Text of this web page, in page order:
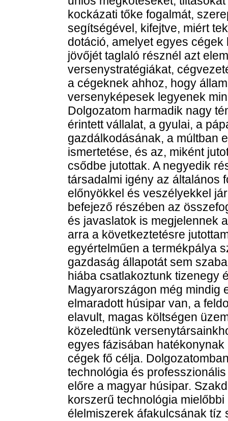
kockázati tőke fogalmát,
segítségével, kifejtve, miért
dotáció, amelyet egyes
jövőjét taglaló résznél azt
versenystratégiákat,
a cégeknek ahhoz, hogy
versenyképesek legyenek
Dolgozatom harmadik nagy
érintett vállalat, a gyulai, a
gazdálkodásának, a múltban
ismertetése, és az, miként
csődbe jutottak. A negyedik
társadalmi igény az általános
előnyökkel és veszélyekkel
befejező részében az
és javaslatok is megjelennek
arra a következtetésre
egyértelműen a termékpálya
gazdaság állapotát sem
hiába csatlakoztunk tizenegy
Magyarországon még mindig
elmaradott húsipar van, a
elavult, magas költségen
közeledtünk
egyes fázisában
cégek fő célja.
technológia és
előre a magyar húsipar.
korszerű technológia
élelmiszerek áfakulcsának tíz